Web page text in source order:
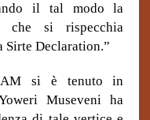
il tal modo la
che si rispecchia
Sirte Declaration.”
si è tenuto in
Museveni ha